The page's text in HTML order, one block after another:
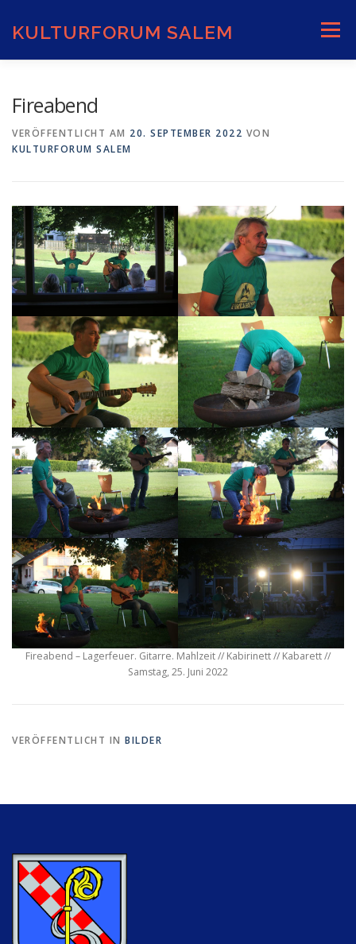
springen
KULTURFORUM SALEM Menü
INFORMATIONEN
Fireabend
VERÖFFENTLICHT AM 20. SEPTEMBER 2022 VON
KULTURFORUM SALEM
Fireabend – Lagerfeuer. Gitarre. Mahlzeit // Kabirinett // Kabarett //
Samstag, 25. Juni 2022
VERÖFFENTLICHT IN BILDER